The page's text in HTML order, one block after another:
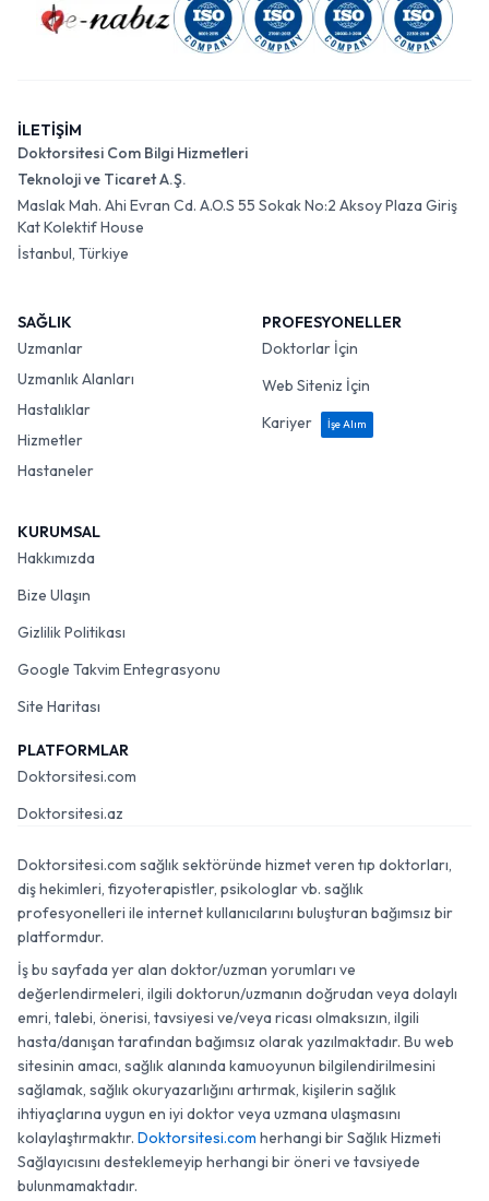
İLETİŞİM
Doktorsitesi Com Bilgi Hizmetleri
Teknoloji ve Ticaret A.Ş.
Maslak Mah. Ahi Evran Cd. A.O.S 55 Sokak No:2 Aksoy Plaza Giriş
Kat Kolektif House
İstanbul, Türkiye
SAĞLIK
Uzmanlar
Uzmanlık Alanları
Hastalıklar
Hizmetler
Hastaneler
PROFESYONELLER
Doktorlar İçin
Web Siteniz İçin
Kariyer
İşe Alım
KURUMSAL
Hakkımızda
Bize Ulaşın
Gizlilik Politikası
Google Takvim Entegrasyonu
Site Haritası
PLATFORMLAR
Doktorsitesi.com
Doktorsitesi.az
Doktorsitesi.com sağlık sektöründe hizmet veren tıp doktorları,
diş hekimleri, fizyoterapistler, psikologlar vb. sağlık
profesyonelleri ile internet kullanıcılarını buluşturan bağımsız bir
platformdur.
İş bu sayfada yer alan doktor/uzman yorumları ve
değerlendirmeleri, ilgili doktorun/uzmanın doğrudan veya dolaylı
emri, talebi, önerisi, tavsiyesi ve/veya ricası olmaksızın, ilgili
hasta/danışan tarafından bağımsız olarak yazılmaktadır. Bu web
sitesinin amacı, sağlık alanında kamuoyunun bilgilendirilmesini
sağlamak, sağlık okuryazarlığını artırmak, kişilerin sağlık
ihtiyaçlarına uygun en iyi doktor veya uzmana ulaşmasını
kolaylaştırmaktır. Doktorsitesi.com herhangi bir Sağlık Hizmeti
Sağlayıcısını desteklemeyip herhangi bir öneri ve tavsiyede
bulunmamaktadır.